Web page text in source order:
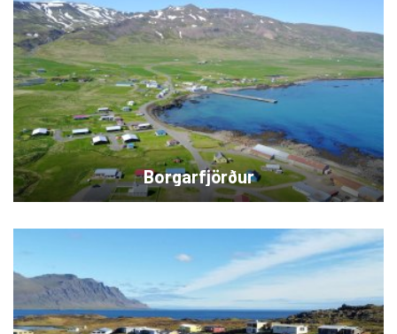
Borgarfjörður
þéttbýlinu á Borgarfirði eystri.